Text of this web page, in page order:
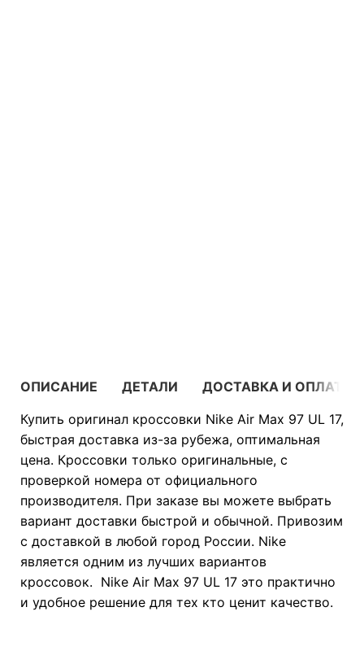
ОПИСАНИЕ ДЕТАЛИ
ДОСТАВКА И ОПЛАТА
Купить оригинал кроссовки Nike Air Max 97 UL 17,
быстрая доставка из-за рубежа, оптимальная
цена. Кроссовки только оригинальные, с
проверкой номера от официального
производителя. При заказе вы можете выбрать
вариант доставки быстрой и обычной. Привозим
с доставкой в любой город России. Nike
является одним из лучших вариантов
кроссовок. Nike Air Max 97 UL 17 это практично
и удобное решение для тех кто ценит качество.